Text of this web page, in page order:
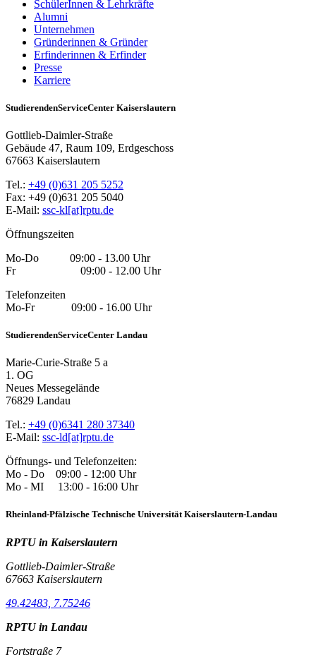
SchülerInnen & Lehrkräfte
Alumni
Unternehmen
Gründerinnen & Gründer
Erfinderinnen & Erfinder
Presse
Karriere
StudierendenServiceCenter Kaiserslautern
Gottlieb-Daimler-Straße
Gebäude 47, Raum 109, Erdgeschoss
67663 Kaiserslautern
Tel.: +49 (0)631 205 5252
Fax: +49 (0)631 205 5040
E-Mail: ssc-kl[at]rptu.de
Öffnungszeiten
Mo-Do 09:00 - 13.00 Uhr
Fr 09:00 - 12.00 Uhr
Telefonzeiten
Mo-Fr 09:00 - 16.00 Uhr
StudierendenServiceCenter Landau
Marie-Curie-Straße 5 a
1. OG
Neues Messegelände
76829 Landau
Tel.: +49 (0)6341 280 37340
E-Mail: ssc-ld[at]rptu.de
Öffnungs- und Telefonzeiten:
Mo - Do 09:00 - 12:00 Uhr
Mo - MI 13:00 - 16:00 Uhr
Rheinland-Pfälzische Technische Universität Kaiserslautern-Landau
RPTU in Kaiserslautern
Gottlieb-Daimler-Straße
67663 Kaiserslautern
49.42483, 7.75246
RPTU in Landau
Fortstraße 7